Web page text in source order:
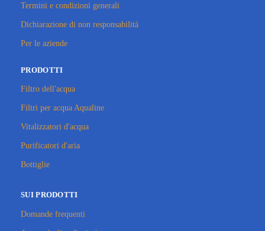
Termini e condizioni generali
Dichiarazione di non responsabilità
Per le aziende
PRODOTTI
Filtro dell'acqua
Filtri per acqua Aqualine
Vitalizzatori d'acqua
Purificatori d'aria
Bottiglie
SUI PRODOTTI
Domande frequenti